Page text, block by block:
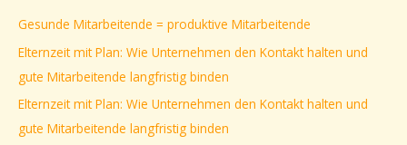
n
a
c
h
Gesunde Mitarbeitende = produktive Mitarbeitende
Elternzeit mit Plan: Wie Unternehmen den Kontakt halten und
gute Mitarbeitende langfristig binden
Elternzeit mit Plan: Wie Unternehmen den Kontakt halten und
gute Mitarbeitende langfristig binden